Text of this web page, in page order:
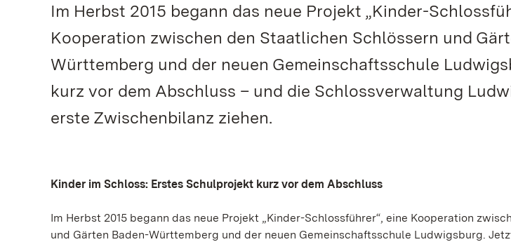
Im Herbst 2015 begann das neue Projekt „Kinder-
Kooperation zwischen den Staatlichen Schlössern und
Württemberg und der neuen Gemeinschaftsschule
kurz vor dem Abschluss – und die Schlossverwaltung
erste Zwischenbilanz ziehen.
Kinder im Schloss: Erstes Schulprojekt kurz vor dem Abschluss
Im Herbst 2015 begann das neue Projekt „Kinder-Schlossführer“, eine Kooperation
und Gärten Baden-Württemberg und der neuen Gemeinschaftsschule Ludwigsburg.